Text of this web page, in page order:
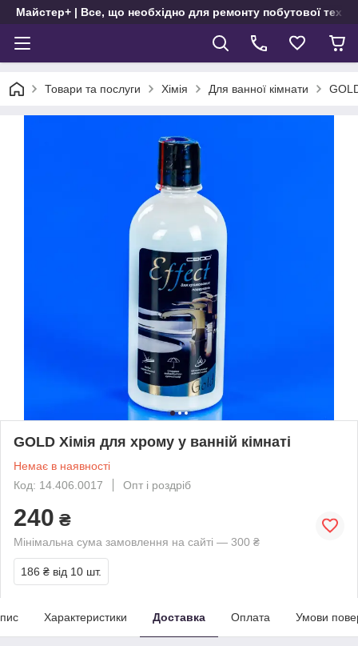
Майстер+ | Все, що необхідно для ремонту побутової
Товари та послуги Хімія Для ванної кімнати
GOLD Хімія для хрому у ванній кімнаті
Немає в наявності
Код: 14.406.0017
Опт і роздріб
240 ₴
Мінімальна сума замовлення на сайті — 300 ₴
186 ₴ від 10 шт.
Характеристики Доставка Оплата Умови